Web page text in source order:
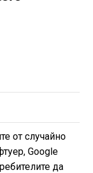
от случайно
Google
да